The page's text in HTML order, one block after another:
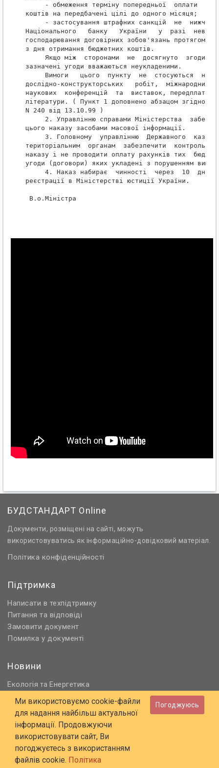
- обмеження терміну попередньої  оплати
коштів на передбачені цілі до одного місяця;
- застосування штрафних санкцій  не  нижче
Національного   банку   України   у  разі
господарювання договірних зобов'язань протягом
з дня отримання бюджетних коштів.
Якщо між  сторонами  не  досягнуто  згоди
зазначені угоди вважаються неукладеними.
Вимоги   цього  пункту  не  стосуються
дослідно-конструкторських   робіт,  міжнародних
наукових  конференцій  та  виставок, передплати
літератури. ( Пункт 1 доповнено абзацом згідно з
N 240 від 13.10.99 )
2. Управлінню справами Міністерства
цього наказу засобами масової інформації.
3. Головному  управлінню  Державного
територіальним  органам  забезпечити  контроль за
наказу і не проводити оплату рахунків тих
угоди (договори) яких укладені з порушенням
4. Наказ набирає  чинності  через  10  днів
реєстрації в Міністерстві юстиції України.
В.о.Міністра
БУДСТАНДАРТ Online
Документи, розміщені на сайті, можуть
використовуватись як інформаційно-довідковий матеріал.
Політика конфіденційності
Підтримка
Написати в техпідтримку
Питання та відповіді
Замовити документ
Помилка у документі
Новини
Екологія та Енергетика
Нормативне регулювання
Будівництво та проєктування
Охорона праці та ПБ
© 2006 - 2026 Всі права захищені
E-mail: online@budstandart.com
Ми використовуємо cookie-файли
для надання найбільш актуальної
інформації. Продовжуючи
використовувати сайт, Ви
погоджуєтесь з використанням
файлів cookie. Політика
Погоджуюсь